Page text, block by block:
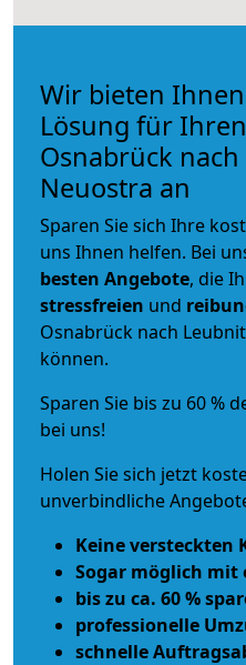
Wir bieten
Lösung für
Osnabrück
Neuostra an
Sparen Sie sich Ihre
uns Ihnen helfen. Bei
besten Angebote, die
stressfreien und
Osnabrück nach
können.
Sparen Sie bis zu 60 %
bei uns!
Holen Sie sich jetzt
unverbindliche
Keine versteckten
Sogar möglich mit
bis zu ca. 60 %
professionelle
schnelle